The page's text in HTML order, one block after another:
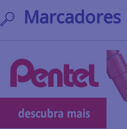
Marcadores